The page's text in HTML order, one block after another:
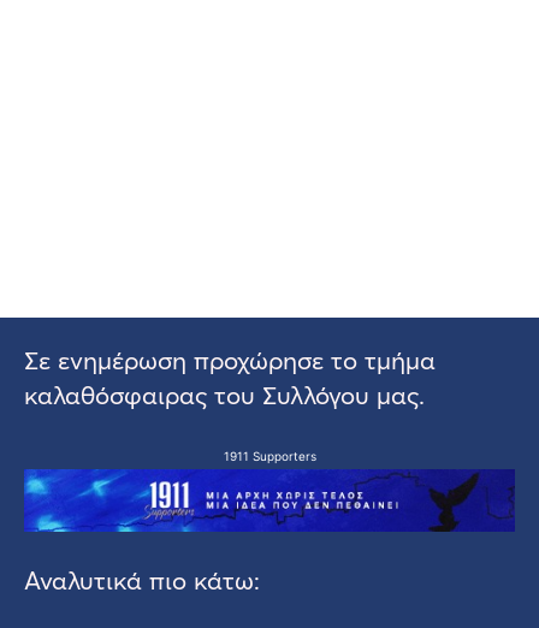
Σε ενημέρωση προχώρησε το τμήμα
καλαθόσφαιρας του Συλλόγου μας.
1911 Supporters
Αναλυτικά πιο κάτω: